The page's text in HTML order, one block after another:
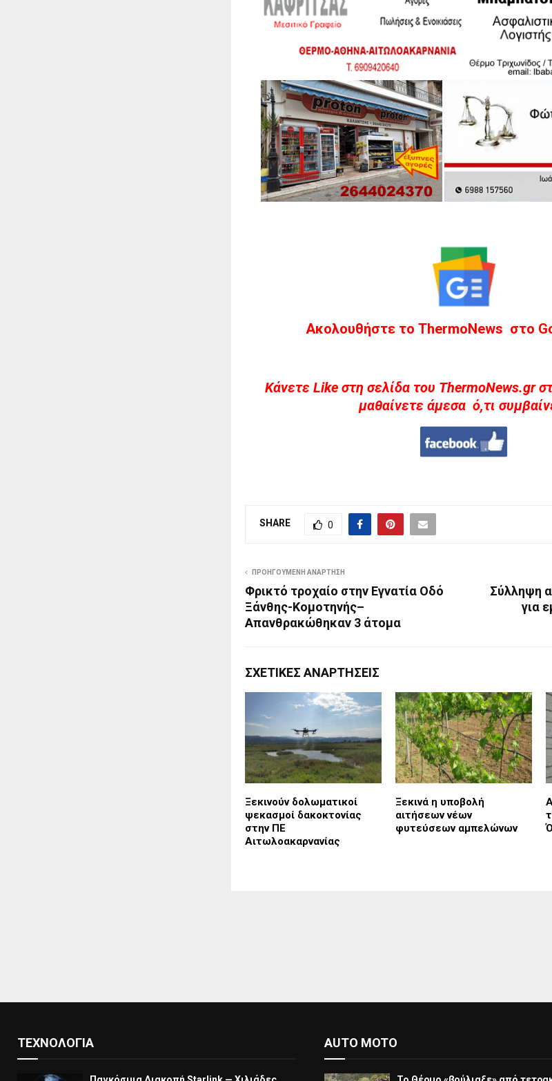
Ακολουθήστε το ThermoNews στο
Kάνετε Like στη σελίδα του ThermoNews.gr
μαθαίνετε άμεσα ό,τι
SHARE 0
ΠΡΟΗΓΟΎΜΕΝΗ ΑΝΆΡΤΗΣΗ
Φρικτό τροχαίο στην Εγνατία Οδό
Ξάνθης-Κομοτηνής–
Απανθρακώθηκαν 3 άτομα
Σύλληψη
για
ΣΧΕΤΙΚΈΣ ΑΝΑΡΤΉΣΕΙΣ
Ξεκινούν δολωματικοί
ψεκασμοί δακοκτονίας
στην ΠΕ
Αιτωλοακαρνανίας
Ξεκινά η υποβολή
αιτήσεων νέων
φυτεύσεων αμπελώνων
ΤΕΧΝΟΛΟΓΊΑ AUTO MOTO